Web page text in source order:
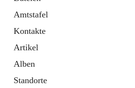
Amtstafel
Kontakte
Artikel
Alben
Standorte